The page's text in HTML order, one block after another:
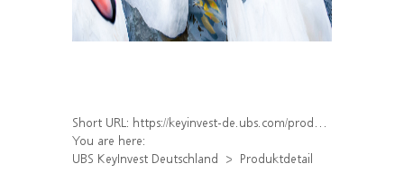
Short URL: https://keyinvest-de.ubs.com/produkt/detail/index/isin/DE000WA522P4
You are here:
UBS KeyInvest Deutschland
Produktdetail